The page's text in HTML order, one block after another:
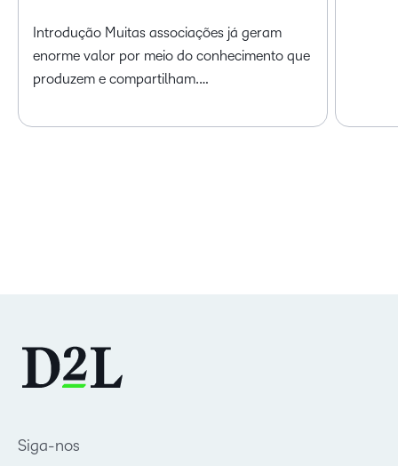
Introdução Muitas associações já geram
enorme valor por meio do conhecimento que
produzem e compartilham.…
Siga-nos